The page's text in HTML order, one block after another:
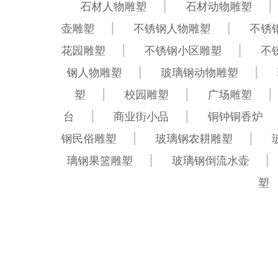
石材人物雕塑 石材动物雕塑
壶雕塑
不锈钢人物雕塑 不锈
花园雕塑
不锈钢小区雕塑 不
钢人物雕塑
玻璃钢动物雕塑
塑
校园雕塑 广场雕塑
台
商业街小品 铜钟铜香炉
钢民俗雕塑
玻璃钢农耕雕塑
璃钢果篮雕塑
玻璃钢倒流水壶
塑